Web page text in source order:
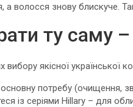
а волосся знову блискуче.
ту саму –
вибору якісної української
потребу (очищення,
із серіями Hillary – для